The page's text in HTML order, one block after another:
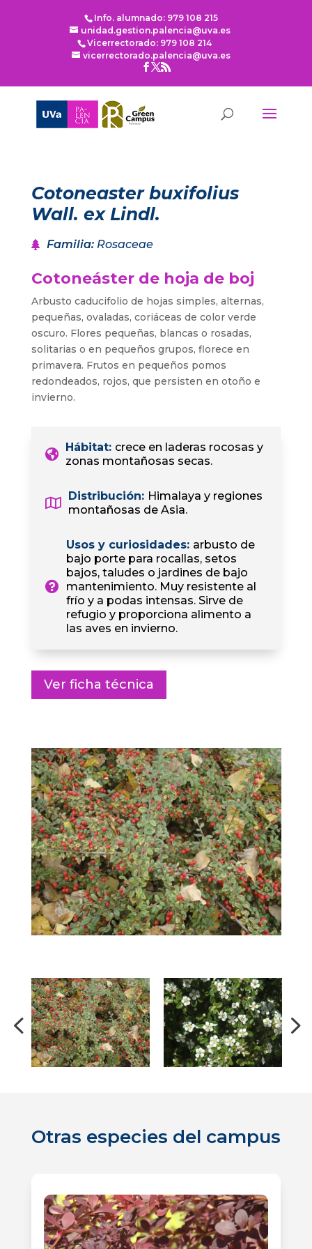
Info. alumnado: 979 108 215
unidad.gestion.palencia@uva.es
Vicerrectorado: 979 108 214
vicerrectorado.palencia@uva.es
Cotoneaster buxifolius
Wall. ex Lindl.
Familia: Rosaceae
Cotoneáster de hoja de boj
Arbusto caducifolio de hojas simples, alternas,
pequeñas, ovaladas, coriáceas de color verde
oscuro. Flores pequeñas, blancas o rosadas,
solitarias o en pequeños grupos, florece en
primavera. Frutos en pequeños pomos
redondeados, rojos, que persisten en otoño e
invierno.
Hábitat: crece en laderas rocosas y
zonas montañosas secas.
Distribución: Himalaya y regiones
montañosas de Asia.
Usos y curiosidades: arbusto de
bajo porte para rocallas, setos
bajos, taludes o jardines de bajo
mantenimiento. Muy resistente al
frío y a podas intensas. Sirve de
refugio y proporciona alimento a
las aves en invierno.
Ver ficha técnica
Otras especies del campus